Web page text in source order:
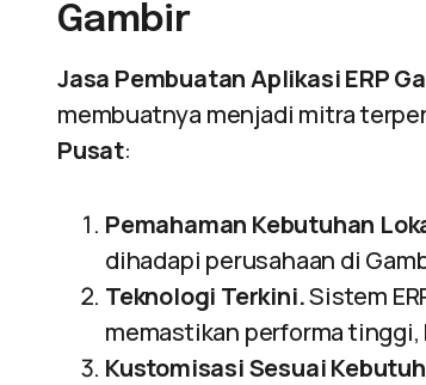
Gambir
Jasa Pembuatan Aplikasi ERP
membuatnya menjadi mitra
Pusat:
Pemahaman Kebutuhan
dihadapi perusahaan di
Teknologi Terkini.Sistem
memastikan performa
Kustomisasi Sesuai